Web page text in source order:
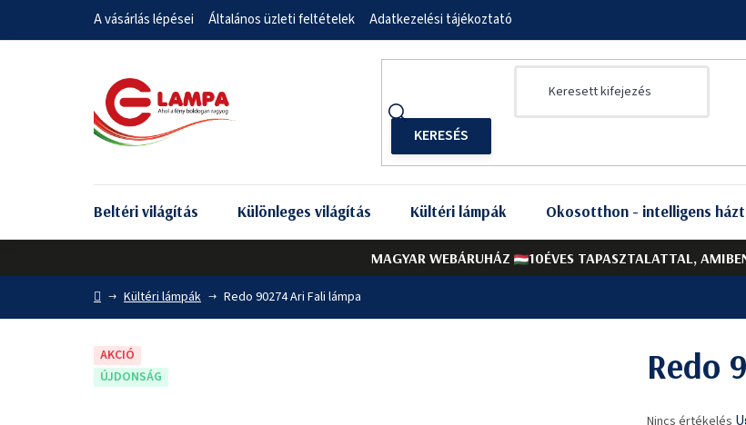
MAGYAR WEBÁRUHÁZ 10ÉVES TAPASZTALATTAL,
A vásárlás lépései Általános üzleti feltételek Adatkezelési tájékoztató
Beltéri világítás Különleges világítás Kültéri lámpák Okosotthon - intelligens
Kezdőlap
Kültéri lámpák Redo 90274 Ari Fali lámpa
Redo
Nincs értékelés
AKCIÓ
ÚJDONSÁG